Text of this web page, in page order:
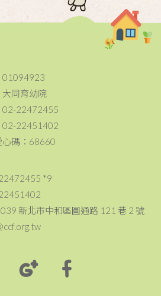
01094923
同育幼院
02-22472455
02-22451402
心碼：68660
*9
新北市中和區圓通路 121 巷 2 號